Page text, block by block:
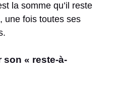
la somme qu’il reste
une fois toutes ses
son « reste-à-